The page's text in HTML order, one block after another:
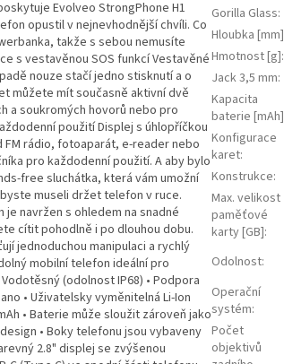
Evolveo StrongPhone H1
opustil v nejnevhodnější chvíli. Co
takže s sebou nemusíte
s vestavěnou SOS funkcí Vestavěné
nouze stačí jedno stisknutí a o
můžete mít současně aktivní dvě
a soukromých hovorů nebo pro
použití Displej s úhlopříčkou
FM rádio, fotoaparát, e-reader nebo
pro každodenní použití. A aby bylo
free sluchátka, která vám umožní
museli držet telefon v ruce.
navržen s ohledem na snadné
cítit pohodlně i po dlouhou dobu.
jednoduchou manipulaci a rychlý
mobilní telefon ideální pro
(odolnost IP68) • Podpora
• Uživatelsky vyměnitelná Li-Ion
• Baterie může sloužit zároveň jako
• Boky telefonu jsou vybaveny
2.8" displej se zvýšenou
Gorilla Glass:
Hloubka [mm]
Hmotnost [g]:
Jack 3,5 mm:
Kapacita
baterie [mAh]
Konfigurace
karet:
Konstrukce:
Max. velikost
paměťové
karty [GB]:
Odolnost:
Operační
systém:
Počet
objektivů